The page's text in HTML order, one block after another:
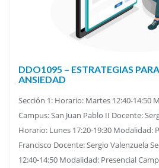
DDO1095 – ESTRATEGIAS
ANSIEDAD
Sección 1: Horario: Martes 12:40-14:50
Campus: San Juan Pablo II Docente:
Horario: Lunes 17:20-19:30 Modalidad:
Francisco Docente: Sergio Valenzuela
12:40-14:50 Modalidad: Presencial